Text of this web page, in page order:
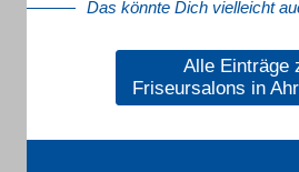
Das könnte Dich vielleicht
Alle Einträge
Friseursalons in